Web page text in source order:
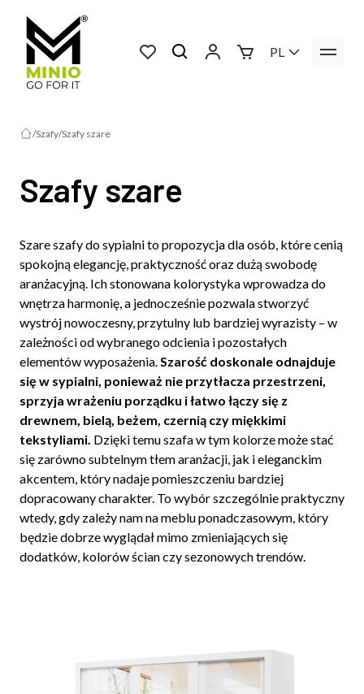
PL
Szafy Szafy szare
Szafy szare
Szare szafy do sypialni to propozycja dla osób, które cenią
spokojną elegancję, praktyczność oraz dużą swobodę
aranżacyjną. Ich stonowana kolorystyka wprowadza do
wnętrza harmonię, a jednocześnie pozwala stworzyć
wystrój nowoczesny, przytulny lub bardziej wyrazisty – w
zależności od wybranego odcienia i pozostałych
elementów wyposażenia.Szarość doskonale odnajduje
się w sypialni, ponieważ nie przytłacza przestrzeni,
sprzyja wrażeniu porządku i łatwo łączy się z
drewnem, bielą, beżem, czernią czy miękkimi
tekstyliami. Dzięki temu szafa w tym kolorze może stać
się zarówno subtelnym tłem aranżacji, jak i eleganckim
akcentem, który nadaje pomieszczeniu bardziej
dopracowany charakter. To wybór szczególnie praktyczny
wtedy, gdy zależy nam na meblu ponadczasowym, który
będzie dobrze wyglądał mimo zmieniających się
dodatków, kolorów ścian czy sezonowych trendów.